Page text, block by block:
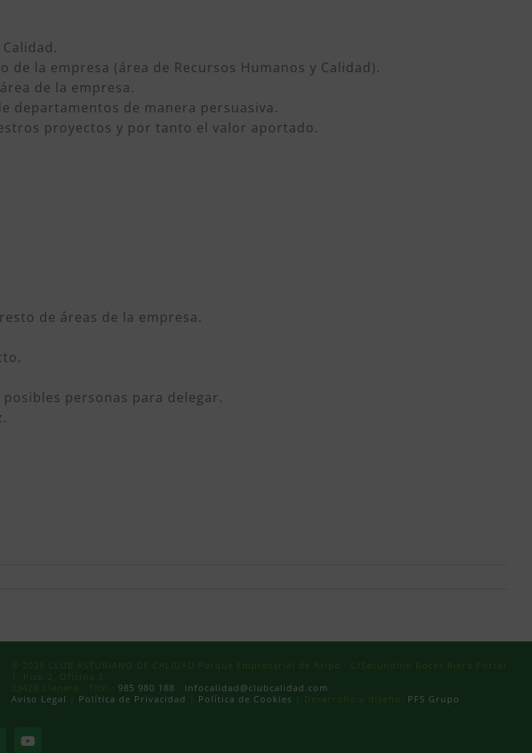
la empresa (área de Recursos Humanos y Calidad).
de la empresa.
departamentos de manera persuasiva.
proyectos y por tanto el valor aportado.
de áreas de la empresa.
personas para delegar.
© 2026 CLUB ASTURIANO DE CALIDAD Parque Empresarial de Asipo · C/Secundino Roces Riera Portal
1, Piso 2, Oficina 3
33428 Llanera · Tlfn.:985 980 188
infocalidad@clubcalidad.com
Aviso Legal
Política de Privacidad Política de Cookies | Desarrollo y diseño: PFS Grupo
YouTube